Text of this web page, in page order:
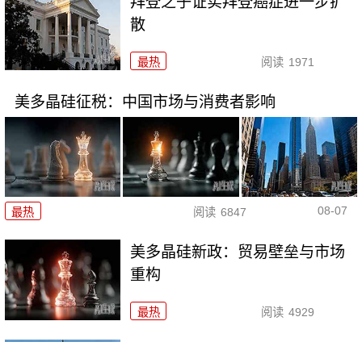
散
最热 阅读 1971
美多晶硅征税：中国市场与消费者影响
最热 阅读 6847 08-07
美多晶硅新政：贸易壁垒与市场
重构
最热 阅读 4929